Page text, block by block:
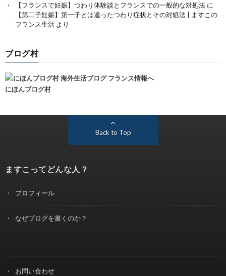
【フランスで妊娠】つわり体験談とフランスでの一般的な対処法 に
【第二子妊娠】第一子とは違ったつわり症状とその対処法 | ますこの
フランス生活 より
ブログ村
にほんブログ村
Back to Top
ますこってどんな人？
プロフィール
なぜブログを書くのか？
お問い合わせ